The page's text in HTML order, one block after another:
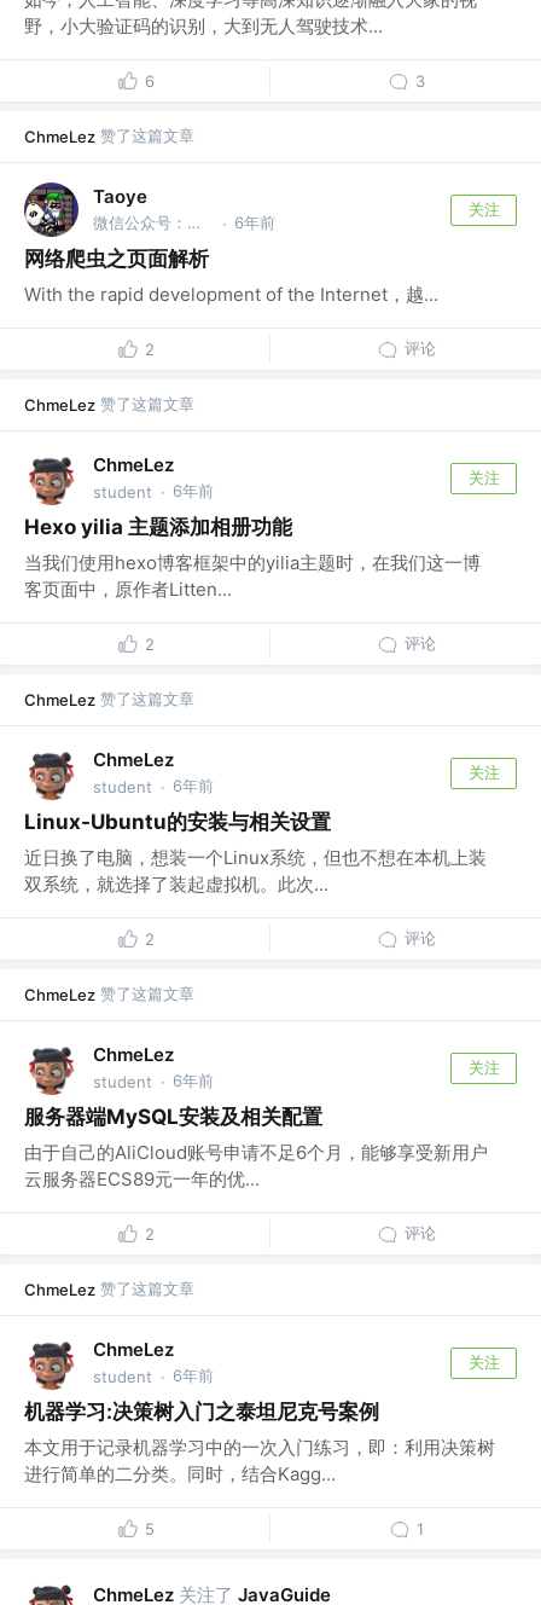
野，小大验证码的识别，大到无人驾驶技术...
6 3
ChmeLez 赞了这篇文章
Taoye
微信公众号：玩世不恭的Coder @Taoye · 6年前
关注
网络爬虫之页面解析
With the rapid development of the Internet，越...
2 评论
ChmeLez 赞了这篇文章
ChmeLez
student · 6年前
关注
Hexo yilia 主题添加相册功能
当我们使用hexo博客框架中的yilia主题时，在我们这一博
客页面中，原作者Litten...
2 评论
ChmeLez 赞了这篇文章
ChmeLez
student · 6年前
关注
Linux-Ubuntu的安装与相关设置
近日换了电脑，想装一个Linux系统，但也不想在本机上装
双系统，就选择了装起虚拟机。此次...
2 评论
ChmeLez 赞了这篇文章
ChmeLez
student · 6年前
关注
服务器端MySQL安装及相关配置
由于自己的AliCloud账号申请不足6个月，能够享受新用户
云服务器ECS89元一年的优...
2 评论
ChmeLez 赞了这篇文章
ChmeLez
student · 6年前
关注
机器学习:决策树入门之泰坦尼克号案例
本文用于记录机器学习中的一次入门练习，即：利用决策树
进行简单的二分类。同时，结合Kagg...
5 1
ChmeLez 关注了 JavaGuide